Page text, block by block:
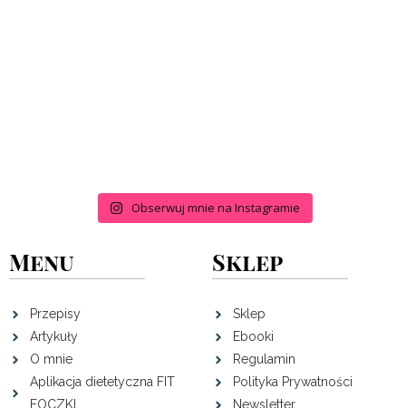
Obserwuj mnie na Instagramie
Menu
Przepisy
Artykuły
O mnie
Aplikacja dietetyczna FIT
FOCZKI
Sklep
Sklep
Ebooki
Regulamin
Polityka Prywatności
Newsletter